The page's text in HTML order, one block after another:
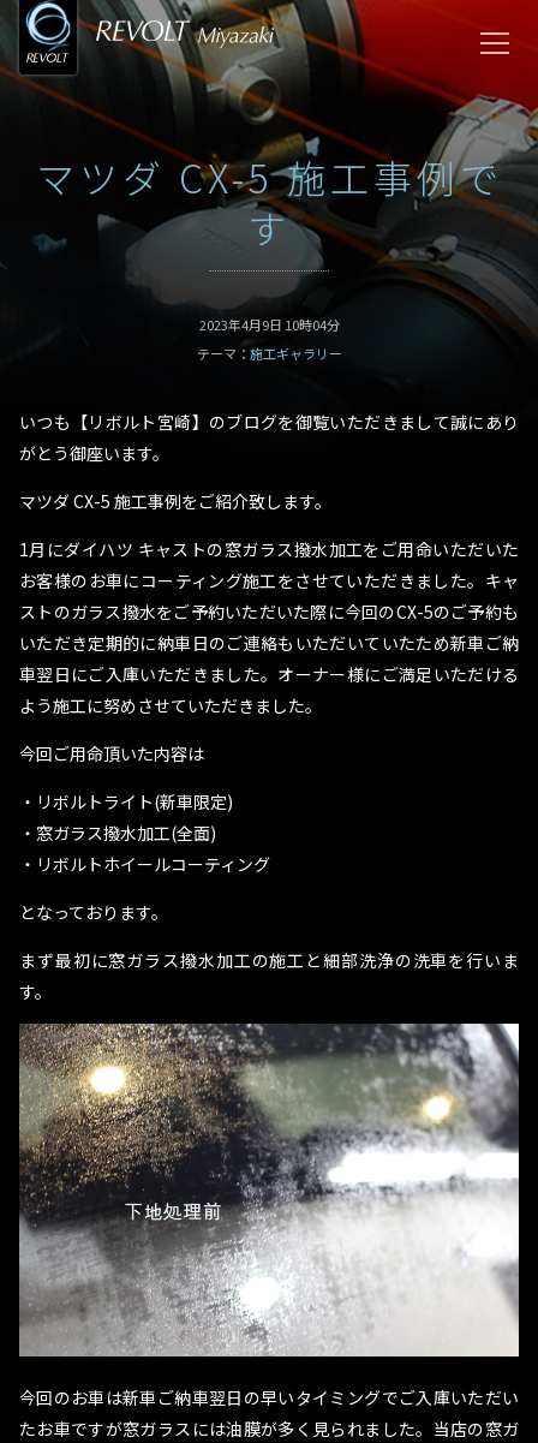
マツダ CX-5 施工事例で
す
2023年4月9日 10時04分
テーマ： 施工ギャラリー
いつも【リボルト宮崎】のブログを御覧いただきまして誠にあり
がとう御座います。
マツダ CX-5 施工事例をご紹介致します。
1月にダイハツ キャストの窓ガラス撥水加工をご用命いただいた
お客様のお車にコーティング施工をさせていただきました。キャ
ストのガラス撥水をご予約いただいた際に今回のCX-5のご予約も
いただき定期的に納車日のご連絡もいただいていたため新車ご納
車翌日にご入庫いただきました。オーナー様にご満足いただける
よう施工に努めさせていただきました。
今回ご用命頂いた内容は
・リボルトライト(新車限定)
・窓ガラス撥水加工(全面)
・リボルトホイールコーティング
となっております。
まず最初に窓ガラス撥水加工の施工と細部洗浄の洗車を行いま
す。
今回のお車は新車ご納車翌日の早いタイミングでご入庫いただい
たお車ですが窓ガラスには油膜が多く見られました。当店の窓ガ